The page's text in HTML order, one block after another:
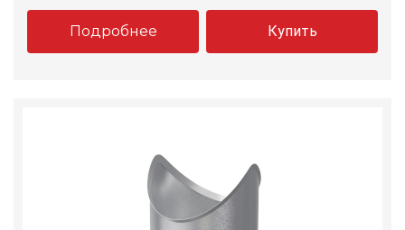
Подробнее Купить